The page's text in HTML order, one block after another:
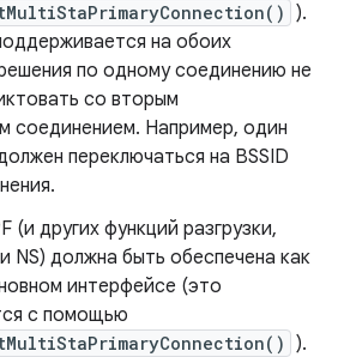
).
на обоих
по одному соединению не
со вторым
соединением. Например, один
переключаться на BSSID
(и других функций разгрузки,
NS) должна быть обеспечена как
интерфейсе (это
с помощью
).